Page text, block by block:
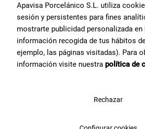
Вам нужна
информация или
продукту?
Apavisa Porcelánico S.L. utiliza
sesión y persistentes para fines
mostrarte publicidad personalizada en
información recogida de tus hábitos
ejemplo, las páginas visitadas). Para
información visite nuestra política de
Rechazar